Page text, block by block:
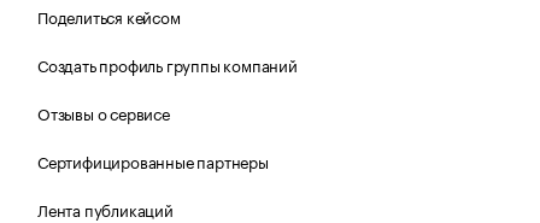
Поделиться кейсом
Создать профиль группы компаний
Отзывы о сервисе
Сертифицированные партнеры
Лента публикаций